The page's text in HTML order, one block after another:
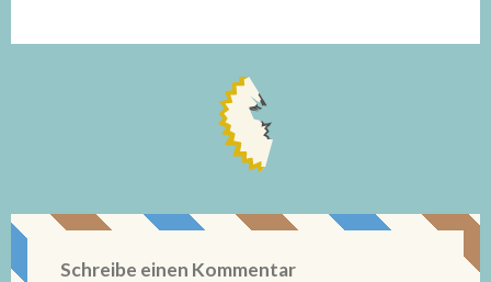
Schreibe einen Kommentar